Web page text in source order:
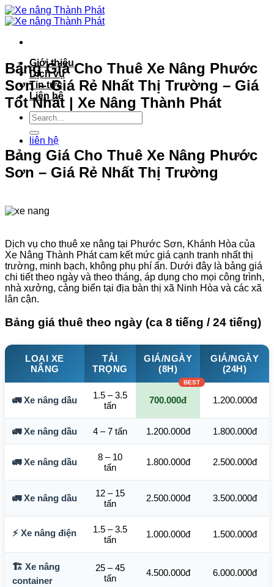
Bỏ
qua
dung
Giới thiệu
Dịch vụ
Tin tức
Liên hệ
liên hệ
Bảng Giá Cho Thuê Xe Nâng Phước
Sơn – Giá Rẻ Nhất Thị Trường – Giá
Tốt Nhất | Xe Nâng Thành Phát
Bảng Giá Cho Thuê Xe Nâng Phước
Sơn – Giá Rẻ Nhất Thị Trường
Dịch vụ cho thuê xe nâng tại Phước Sơn, Khánh Hòa của
Xe Nâng Thành Phát cam kết mức giá cạnh tranh nhất thị
trường, minh bạch, không phụ phí ẩn. Dưới đây là bảng giá
chi tiết theo ngày và theo tháng, áp dụng cho mọi công trình,
nhà xưởng, cảng biển tại địa bàn thị xã Ninh Hòa và các xã
lân cận.
Bảng giá thuê theo ngày (ca 8 tiếng / 24 tiếng)
LOẠI XE
NÂNG
TẢI
TRỌNG
GIÁ/NGÀY
(8H)
GIÁ/NGÀY
(24H)
🚛 Xe nâng dầu
1.5 – 3.5
tấn
700.000đ 1.200.000đ
🚛 Xe nâng dầu 4 – 7 tấn 1.200.000đ 1.800.000đ
🚛 Xe nâng dầu
8 – 10
tấn
1.800.000đ 2.500.000đ
🚛 Xe nâng dầu
12 – 15
tấn
2.500.000đ 3.500.000đ
⚡ Xe nâng điện
1.5 – 3.5
tấn
1.000.000đ 1.500.000đ
🏗️ Xe nâng
container
25 – 45
tấn
4.500.000đ 6.000.000đ